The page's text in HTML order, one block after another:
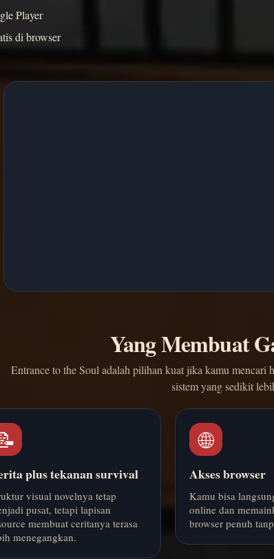
Player
di browser
Yang Membuat
Entrance to the Soul adalah pilihan kuat jika kamu mencari
sistem yang sedikit
plus tekanan survival
visual novelnya tetap
pusat, tetapi lapisan
membuat ceritanya terasa
menegangkan.
🌐
Akses browser
Kamu bisa
online dan
browser penuh